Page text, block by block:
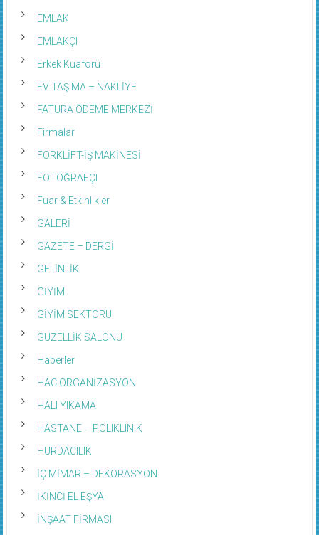
EMLAK
EMLAKÇI
Erkek Kuaförü
EV TAŞIMA – NAKLİYE
FATURA ÖDEME MERKEZİ
Firmalar
FORKLİFT-İŞ MAKİNESİ
FOTOĞRAFÇI
Fuar & Etkinlikler
GALERİ
GAZETE – DERGİ
GELİNLİK
GİYİM
GİYİM SEKTÖRÜ
GÜZELLİK SALONU
Haberler
HAC ORGANİZASYON
HALI YIKAMA
HASTANE – POLIKLINIK
HURDACILIK
İÇ MİMAR – DEKORASYON
İKİNCİ EL EŞYA
İNŞAAT FİRMASI